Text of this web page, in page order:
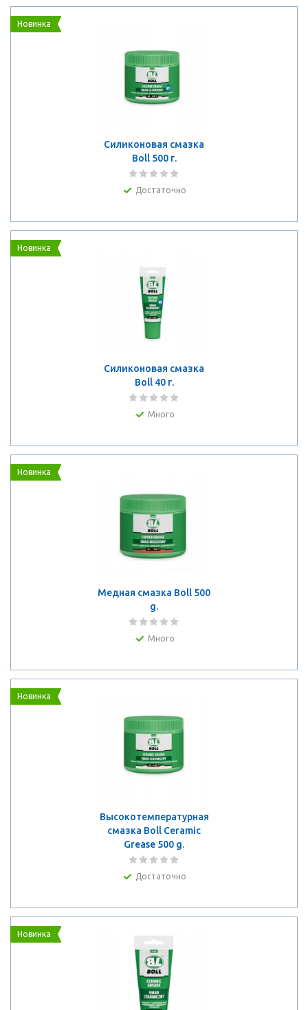
Новинка
Силиконовая смазка
Boll 500 г.
Достаточно
Новинка
Силиконовая смазка
Boll 40 г.
Много
Новинка
Медная смазка Boll 500
g.
Много
Новинка
Высокотемпературная
смазка Boll Ceramic
Grease 500 g.
Достаточно
Новинка